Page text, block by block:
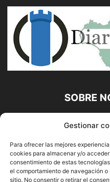
Gestionar
Para ofrecer las mejores
cookies para almacenar y/o
consentimiento de estas
el comportamiento de navegación
sitio. No consentir o retirar el
SOBRE
Diario Alhaurín
Francisco E. López
Alhaurín de la
Contáctanos: